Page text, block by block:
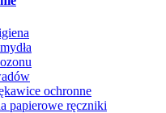
ochronne
papierowe ręczniki